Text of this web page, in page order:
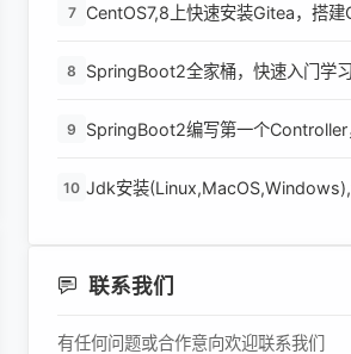
7 CentOS7,8上快速安装Gitea，搭建
8 SpringBoot2全家桶，快速入门学
9
SpringBoot2编写第一个Controller
10 Jdk安装(Linux,MacOS,Windows),
联系我们
有任何问题或合作意向欢迎联系我们